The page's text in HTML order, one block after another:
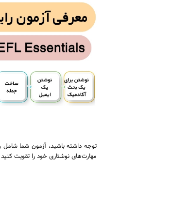
توجه داشته باشید، آزمون شما
مهارت‌های نوشتاری خود را تقویت کنید